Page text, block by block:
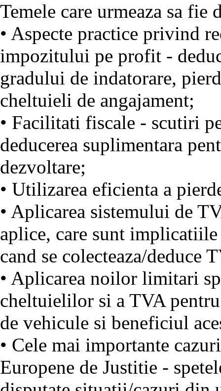
Temele care urmeaza sa fie
• Aspecte practice privind
impozitului pe profit -
gradului de indatorare,
cheltuieli de angajament;
• Facilitati fiscale - scutiri
deducerea suplimentara
dezvoltare;
• Utilizarea eficienta a
• Aplicarea sistemului de
aplice, care sunt
cand se colecteaza/deduce
• Aplicarea noilor limitari
cheltuielilor si a TVA
de vehicule si beneficiul
• Cele mai importante
Europene de Justitie -